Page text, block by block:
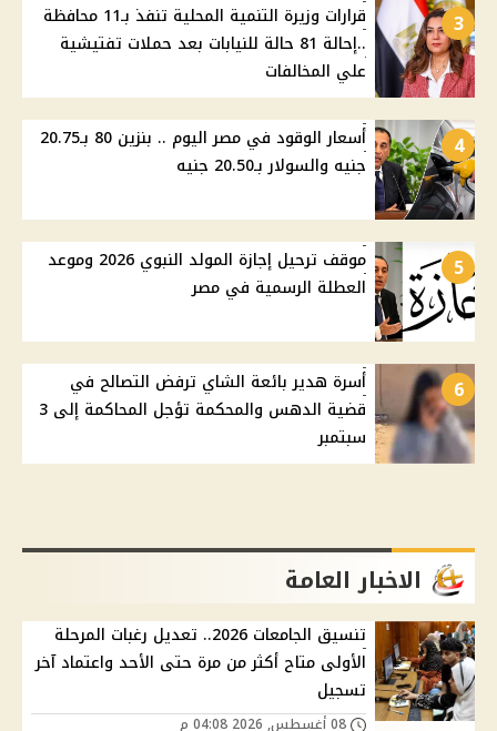
3
قرارات وزيرة التنمية المحلية تنفذ بـ11 محافظة
..إحالة 81 حالة للنيابات بعد حملات تفتيشية
علي المخالفات
4
أسعار الوقود في مصر اليوم .. بنزين 80 بـ20.75
جنيه والسولار بـ20.50 جنيه
5
موقف ترحيل إجازة المولد النبوي 2026 وموعد
العطلة الرسمية في مصر
6
أسرة هدير بائعة الشاي ترفض التصالح في
قضية الدهس والمحكمة تؤجل المحاكمة إلى 3
سبتمبر
الاخبار العامة
تنسيق الجامعات 2026.. تعديل رغبات المرحلة
الأولى متاح أكثر من مرة حتى الأحد واعتماد آخر
تسجيل